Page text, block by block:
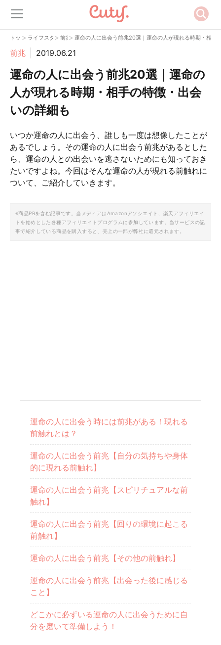
トップ
> ライフスタイル
> 前兆> 運命の人に出会う前兆20選｜運命の人が現れる時期・相手
前兆 2019.06.21
運命の人に出会う前兆20選｜運命の
人が現れる時期・相手の特徴・出会
いの詳細も
いつか運命の人に出会う、誰しも一度は想像したことが
あるでしょう。その運命の人に出会う前兆があるとした
ら、運命の人との出会いを逃さないためにも知っておき
たいですよね。今回はそんな運命の人が現れる前触れに
ついて、ご紹介していきます。
※商品PRを含む記事です。当メディアはAmazonアソシエイト、楽天アフィリエイ
トを始めとした各種アフィリエイトプログラムに参加しています。当サービスの記
事で紹介している商品を購入すると、売上の一部が弊社に還元されます。
運命の人に出会う時には前兆がある！現れる
前触れとは？
運命の人に出会う前兆【自分の気持ちや身体
的に現れる前触れ】
運命の人に出会う前兆【スピリチュアルな前
触れ】
運命の人に出会う前兆【回りの環境に起こる
前触れ】
運命の人に出会う前兆【その他の前触れ】
運命の人に出会う前兆【出会った後に感じる
こと】
どこかに必ずいる運命の人に出会うために自
分を磨いて準備しよう！